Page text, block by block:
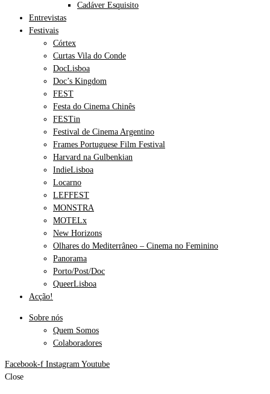
Cadáver Esquisito
Entrevistas
Festivais
Córtex
Curtas Vila do Conde
DocLisboa
Doc’s Kingdom
FEST
Festa do Cinema Chinês
FESTin
Festival de Cinema Argentino
Frames Portuguese Film Festival
Harvard na Gulbenkian
IndieLisboa
Locarno
LEFFEST
MONSTRA
MOTELx
New Horizons
Olhares do Mediterrâneo – Cinema no Feminino
Panorama
Porto/Post/Doc
QueerLisboa
Acção!
Sobre nós
Quem Somos
Colaboradores
Facebook-f Instagram Youtube
Close